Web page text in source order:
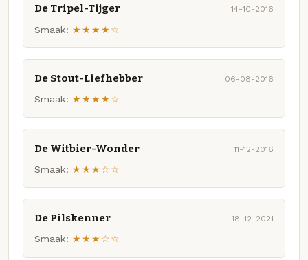
De Tripel-Tijger 14-10-2016
Smaak: ★★★★☆
De Stout-Liefhebber 06-08-2016
Smaak: ★★★★☆
De Witbier-Wonder 11-12-2016
Smaak: ★★★☆☆
De Pilskenner 18-12-2021
Smaak: ★★★☆☆